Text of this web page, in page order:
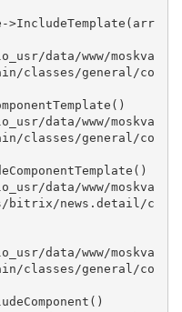
>IncludeTemplate(arr
classes/general/co
classes/general/co
bitrix/news.detail/c
classes/general/co